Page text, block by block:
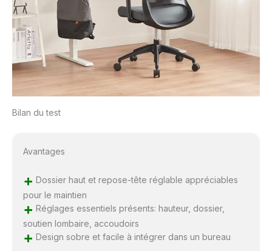
Bilan du test
Avantages
+ Dossier haut et repose-tête réglable appréciables
pour le maintien
+ Réglages essentiels présents: hauteur, dossier,
soutien lombaire, accoudoirs
+ Design sobre et facile à intégrer dans un bureau